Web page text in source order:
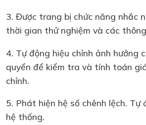
3. Được trang bị chức năng nhắc
thời gian thử nghiệm và các
4. Tự động hiệu chỉnh ảnh hưởng
quyển để kiểm tra và tính toán
chỉnh.
5. Phát hiện hệ số chênh lệch. Tự
hệ thống.